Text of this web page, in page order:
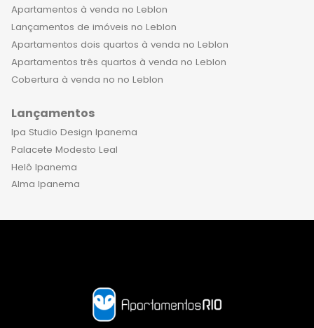
Apartamentos à venda no Leblon
Lançamentos de imóveis no Leblon
Apartamentos dois quartos à venda no Leblon
Apartamentos três quartos à venda no Leblon
Cobertura à venda no no Leblon
Lançamentos
Ipa Studio Design Ipanema
Palacete Modesto Leal
Helô Ipanema
Alma Ipanema